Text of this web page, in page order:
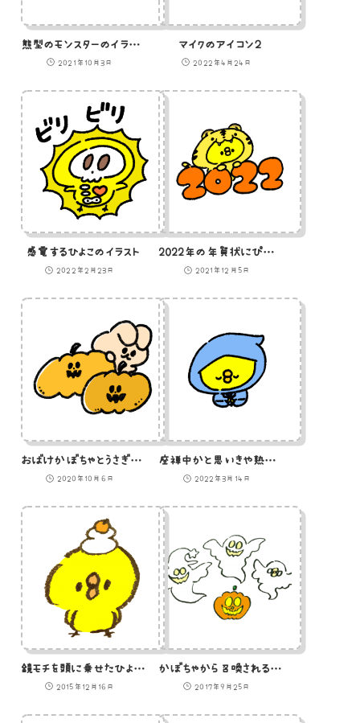
熊型のモンスターのイラスト
2021年10月3日
マイクのアイコン２
2022年4月24日
感電するひよこのイラスト
2022年2月23日
2022年の年賀状にぴったりのトラの着ぐるみひよこのイラスト
2021年12月5日
おばけかぼちゃとうさぎのイラスト
2020年10月6日
座禅中かと思いきや熟睡中のひよこ忍者のイラスト
2022年3月14日
鏡モチを頭に乗せたひよこ（GIFアニメ）のイラスト
2015年12月16日
かぼちゃから召喚されるオバケたちのイラスト
2017年9月25日